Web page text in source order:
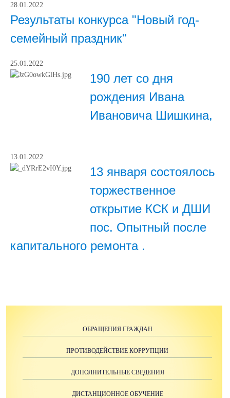
28.01.2022
Результаты конкурса "Новый год-
семейный праздник"
25.01.2022
190 лет со дня
рождения Ивана
Ивановича Шишкина,
13.01.2022
13 января состоялось
торжественное
открытие КСК и ДШИ
пос. Опытный после
капитального ремонта .
ОБРАЩЕНИЯ ГРАЖДАН
ПРОТИВОДЕЙСТВИЕ КОРРУПЦИИ
ДОПОЛНИТЕЛЬНЫЕ СВЕДЕНИЯ
ДИСТАНЦИОННОЕ ОБУЧЕНИЕ